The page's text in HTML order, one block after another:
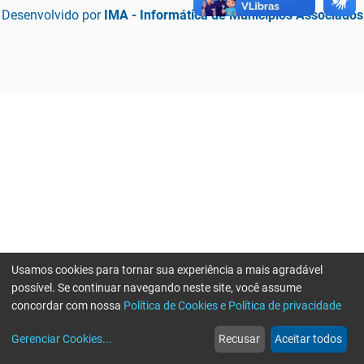
Desenvolvido por IMA - Informática de Municípios Associados
web
Notícias
more_horiz
Mais
Usamos cookies para tornar sua experiência a mais agradável
possível. Se continuar navegando neste site, você assume
concordar com nossa Política de Cookies e Política de privacidade
Gerenciar Cookies... Recusar Aceitar todos
Erro ao enviar informações, por favor tente novamente